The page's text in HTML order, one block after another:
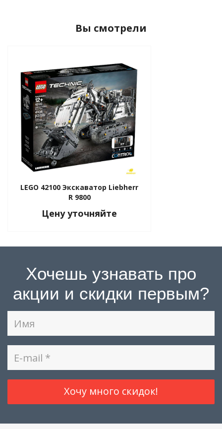
Вы смотрели
LEGO 42100 Экскаватор Liebherr
R 9800
Цену уточняйте
Хочешь узнавать про
акции и скидки первым?